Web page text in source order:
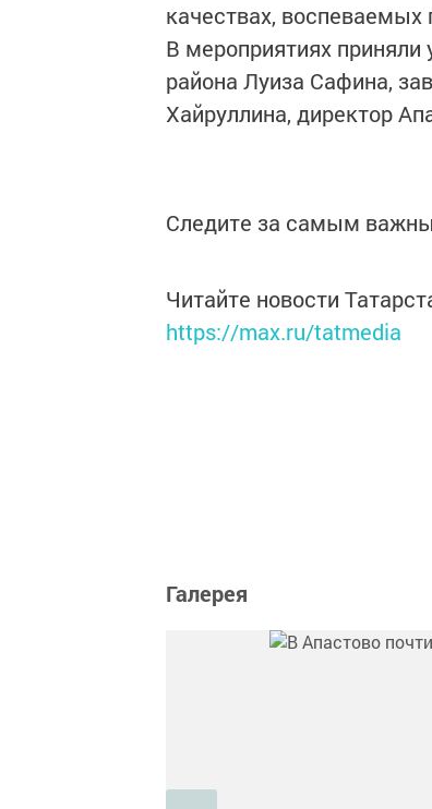
качествах, воспеваемых
В мероприятиях приняли
района Луиза Сафина,
Хайруллина, директор
Следите за самым
Читайте новости
https://max.ru/tatmedia
Галерея